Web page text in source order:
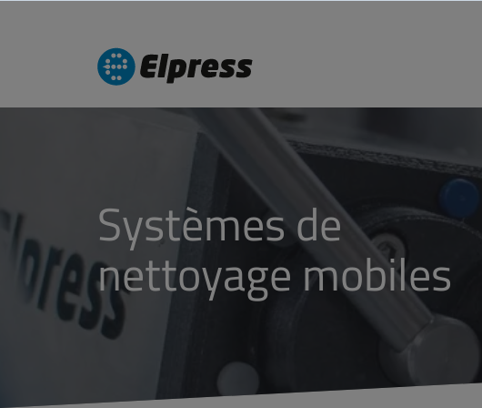
Systèmes de
nettoyage mobiles